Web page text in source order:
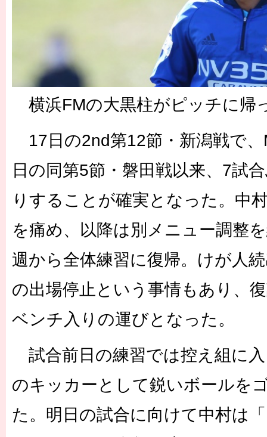
横浜FMの大黒柱がピッチに帰
17日の2nd第12節・新潟戦で、
日の同第5節・磐田戦以来、7試
りすることが確実となった。中
を痛め、以降は別メニュー調整
週から全体練習に復帰。けが人
の出場停止という事情もあり、
ベンチ入りの運びとなった。
試合前日の練習では控え組に
のキッカーとして鋭いボールを
た。明日の試合に向けて中村は